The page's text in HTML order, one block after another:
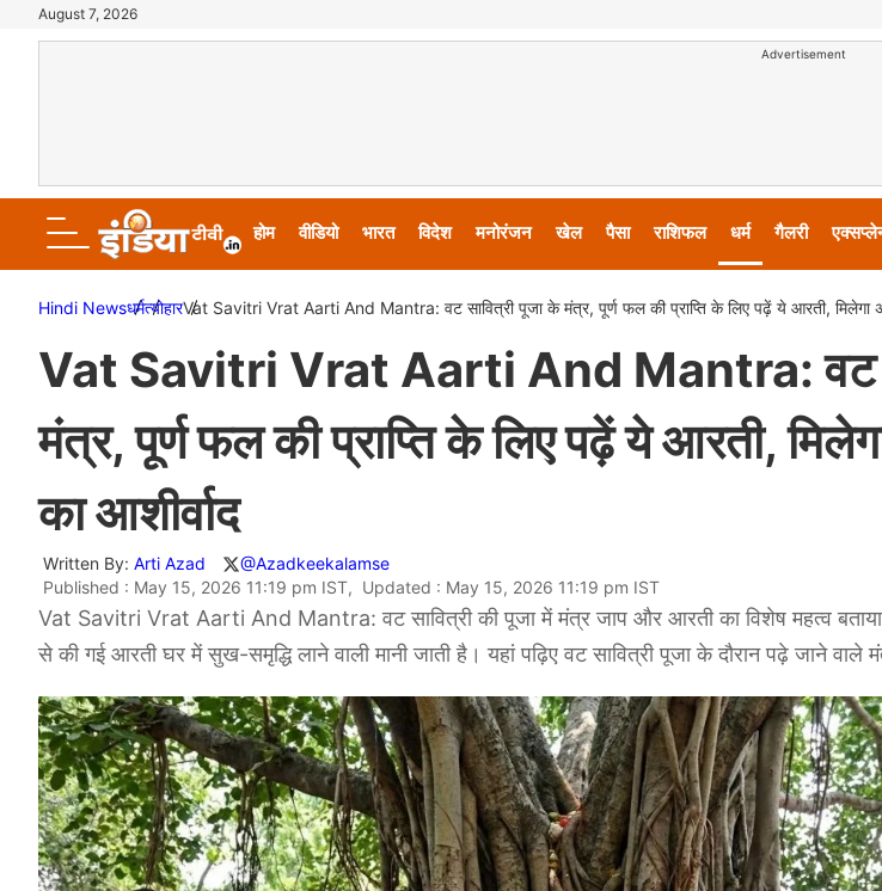
August 7, 2026
Advertisement
होम वीडियो भारत विदेश मनोरंजन खेल पैसा राशिफल धर्म गैलरी
Hindi Newsधर्मत्योहारVat Savitri Vrat Aarti And Mantra: वट सावित्री पूजा के मंत्र, पूर्ण फल की प्राप्ति के लिए पढ़ें ये आरती, मिलेगा
Vat Savitri Vrat Aarti And Mantra: वट
मंत्र, पूर्ण फल की प्राप्ति के लिए पढ़ें ये आरती,
का आशीर्वाद
Written By: Arti Azad
@Azadkeekalamse
Published : May 15, 2026 11:19 pm IST, Updated : May 15, 2026 11:19 pm IST
​Vat Savitri Vrat Aarti And Mantra: वट सावित्री की पूजा में मंत्र जाप और आरती का विशेष महत्व
से की गई आरती घर में सुख-समृद्धि लाने वाली मानी जाती है। यहां पढ़िए वट सावित्री पूजा के दौरान पढ़े जाने